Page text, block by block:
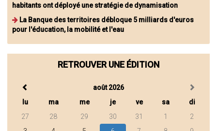
habitants ont déployé une stratégie de dynamisation
La Banque des territoires débloque 5 milliards d'euros
pour l'éducation, la mobilité et l'eau
RETROUVER UNE ÉDITION
août 2026
lu
ma me je ve sa
di
27
28 29 30 31 1
2